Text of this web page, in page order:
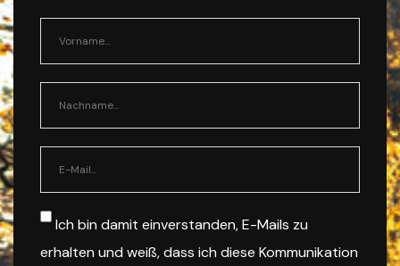
Ich bin damit einverstanden, E-Mails zu
erhalten und weiß, dass ich diese Kommunikation